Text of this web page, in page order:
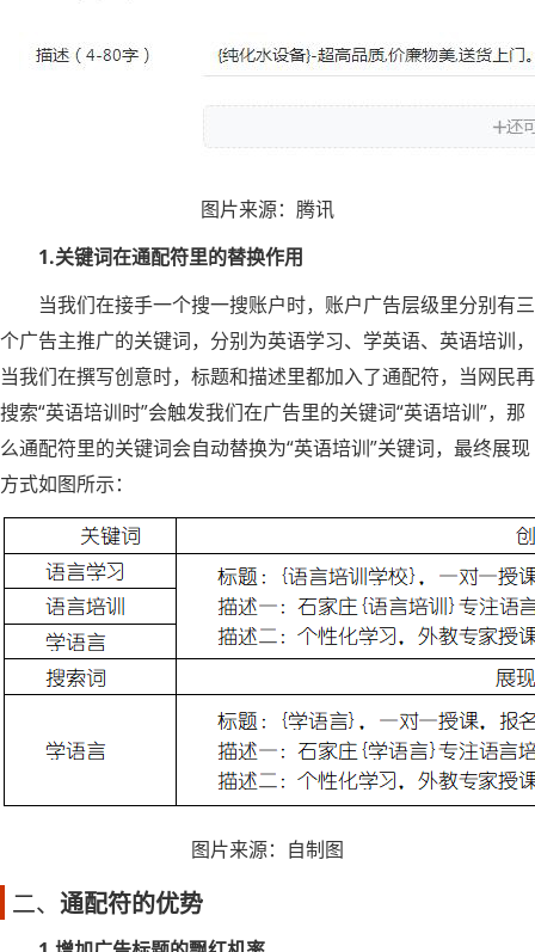
图片来源：腾讯
1.关键词在通配符里的替换作用
当我们在接手一个搜一搜账户时，账户广告层级里分别有三
个广告主推广的关键词，分别为英语学习、学英语、英语培训，
当我们在撰写创意时，标题和描述里都加入了通配符，当网民再
搜索“英语培训时”会触发我们在广告里的关键词“英语培训”，那
么通配符里的关键词会自动替换为“英语培训”关键词，最终展现
方式如图所示：
图片来源：自制图
二、 通配符的优势